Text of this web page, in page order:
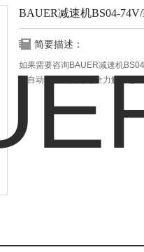
BAUER减速机BS04-
简要描述：
如果需要咨询BAUER减速机
阔自动化，我们将尽全力解决您